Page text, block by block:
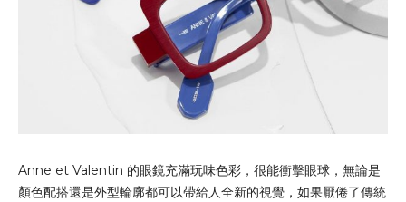
Anne et Valentin 的眼鏡充滿玩味色彩，很能衝擊眼球，無論是
顏色配搭還是外型輪廓都可以帶給人全新的視覺，如果厭倦了傳統